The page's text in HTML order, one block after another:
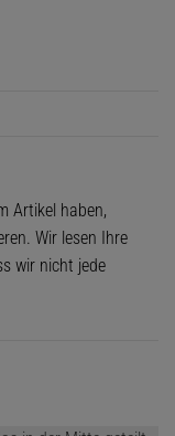
Artikel haben,
Wir lesen Ihre
wir nicht jede